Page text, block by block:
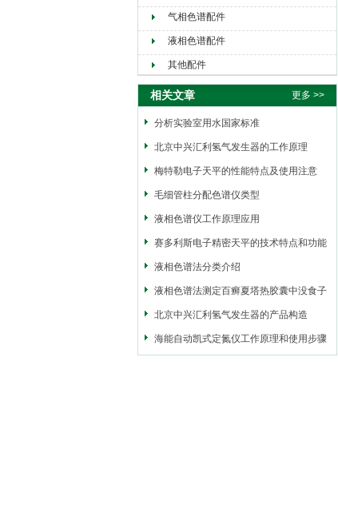
气相色谱配件
液相色谱配件
其他配件
相关文章 更多 >>
分析实验室用水国家标准
北京中兴汇利氢气发生器的工作原理
梅特勒电子天平的性能特点及使用注意
毛细管柱分配色谱仪类型
液相色谱仪工作原理应用
赛多利斯电子精密天平的技术特点和功能
液相色谱法分类介绍
液相色谱法测定百癣夏塔热胶囊中没食子
酸的含量
北京中兴汇利氢气发生器的产品构造
海能自动凯式定氮仪工作原理和使用步骤